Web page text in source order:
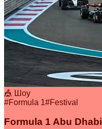
🎪 Шоу
#Formula 1#Festival
Formula 1 Abu Dhabi